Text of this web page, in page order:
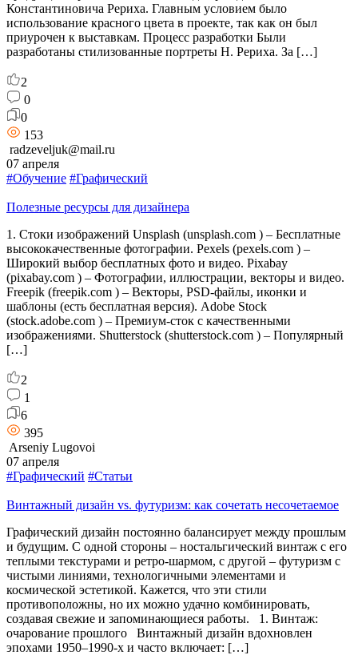
Константиновича Рериха. Главным условием было
использование красного цвета в проекте, так как он был
приурочен к выставкам. Процесс разработки Были
разработаны стилизованные портреты Н. Рериха. За […]
2
0
0
153
radzeveljuk@mail.ru
07 апреля
#Обучение #Графический
Полезные ресурсы для дизайнера
1. Стоки изображений Unsplash (unsplash.com ) – Бесплатные
высококачественные фотографии. Pexels (pexels.com ) –
Широкий выбор бесплатных фото и видео. Pixabay
(pixabay.com ) – Фотографии, иллюстрации, векторы и видео.
Freepik (freepik.com ) – Векторы, PSD-файлы, иконки и
шаблоны (есть бесплатная версия). Adobe Stock
(stock.adobe.com ) – Премиум-сток с качественными
изображениями. Shutterstock (shutterstock.com ) – Популярный
[…]
2
1
6
395
Arseniy Lugovoi
07 апреля
#Графический #Статьи
Винтажный дизайн vs. футуризм: как сочетать несочетаемое
Графический дизайн постоянно балансирует между прошлым
и будущим. С одной стороны – ностальгический винтаж с его
теплыми текстурами и ретро-шармом, с другой – футуризм с
чистыми линиями, технологичными элементами и
космической эстетикой. Кажется, что эти стили
противоположны, но их можно удачно комбинировать,
создавая свежие и запоминающиеся работы. 1. Винтаж:
очарование прошлого Винтажный дизайн вдохновлен
эпохами 1950–1990-х и часто включает: […]